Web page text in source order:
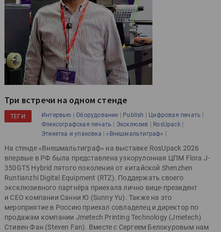
Три встречи на одном стенде
ТЕГИ Интервью |Оборудование | Publish | Цифровая печать |
Флексографская печать | Эксклюзив | RosUpack|
Этикетка и упаковка |«Внешмальтиграф» |
На стенде «Внешмальтиграф» на выставке RosUpack 2026
впервые в РФ была представлена узкорулонная ЦПМ Flora J-
350GT5 Hybrid пятого поколения от китайской Shenzhen
Runtianzhi Digital Equipment (RTZ). Поддержать своего
эксклюзивного партнёра приехала лично вице-президент
и CEO компании Санни Ю (Sunny Yu). Также на это
мероприятие в Россию приехал совладелец и директор по
продажам компании Jmetech Printing Technology (Jmetech)
Стивен Фан (Steven Fan). Вместе с Сергеем Белокуровым нам